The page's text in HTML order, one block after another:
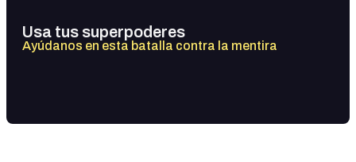
Usa tus superpoderes
Ayúdanos en esta batalla contra la mentira